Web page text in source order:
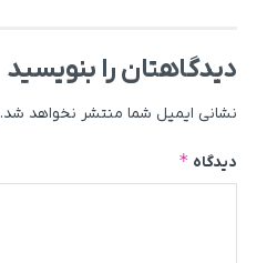
دیدگاهتان را بنویسید
نشانی ایمیل شما منتشر نخواهد شد.
دیدگاه *